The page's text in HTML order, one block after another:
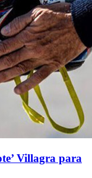
Villagra para